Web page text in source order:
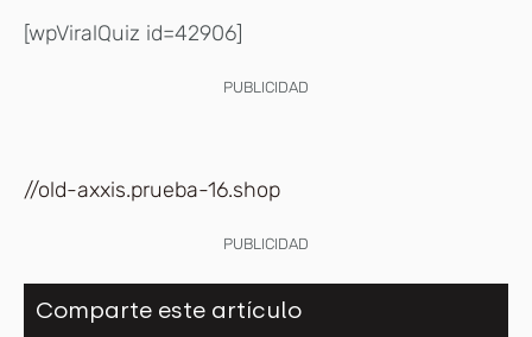
[wpViralQuiz id=42906]
PUBLICIDAD
//old-axxis.prueba-16.shop
PUBLICIDAD
Comparte este artículo